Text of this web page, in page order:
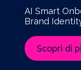
AI Smart
Brand
Scopri di